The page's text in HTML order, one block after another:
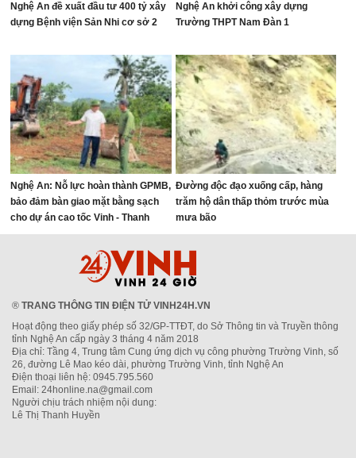
Nghệ An đề xuất đầu tư 400 tỷ xây
dựng Bệnh viện Sản Nhi cơ sở 2
Nghệ An khởi công xây dựng
Trường THPT Nam Đàn 1
Nghệ An: Nỗ lực hoàn thành GPMB,
bảo đảm bàn giao mặt bằng sạch
cho dự án cao tốc Vinh - Thanh
Thủy
Đường độc đạo xuống cấp, hàng
trăm hộ dân thấp thỏm trước mùa
mưa bão
® TRANG THÔNG TIN ĐIỆN TỬ VINH24H.VN
Hoạt động theo giấy phép số 32/GP-TTĐT, do Sở Thông tin và Truyền thông
tỉnh Nghệ An cấp ngày 3 tháng 4 năm 2018
Địa chỉ: Tầng 4, Trung tâm Cung ứng dịch vụ công phường Trường Vinh, số
26, đường Lê Mao kéo dài, phường Trường Vinh, tỉnh Nghệ An
Điện thoại liên hệ: 0945.795.560
Email: 24honline.na@gmail.com
Người chịu trách nhiệm nội dung:
Lê Thị Thanh Huyền